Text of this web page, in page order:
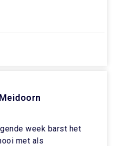
week barst het
met als